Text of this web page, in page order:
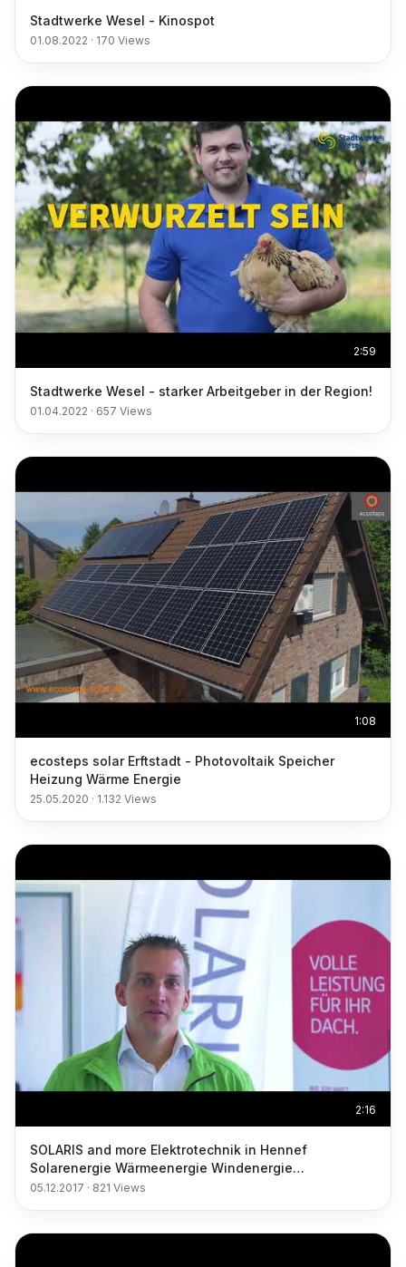
Stadtwerke Wesel - Kinospot
01.08.2022 · 170 Views
2:59
Stadtwerke Wesel - starker Arbeitgeber in der Region!
01.04.2022 · 657 Views
1:08
ecosteps solar Erftstadt - Photovoltaik Speicher
Heizung Wärme Energie
25.05.2020 · 1.132 Views
2:16
SOLARIS and more Elektrotechnik in Hennef
Solarenergie Wärmeenergie Windenergie
Sachverständiger
05.12.2017 · 821 Views